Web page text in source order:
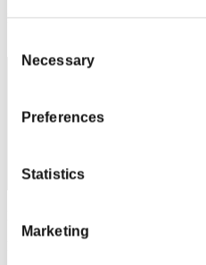
Selection
Necessary
Preferences
Statistics
Marketing
Posizione